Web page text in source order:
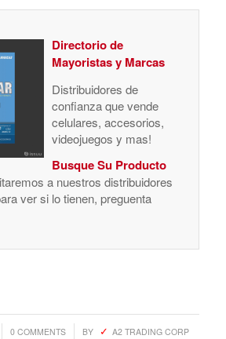
Directorio de
Mayoristas y Marcas
Distribuidores de
confianza que vende
celulares, accesorios,
videojuegos y mas!
Busque Su Producto
a nuestros distribuidores
ver si lo tienen, preguenta
0 COMMENTS
/ BY A2 TRADING CORP